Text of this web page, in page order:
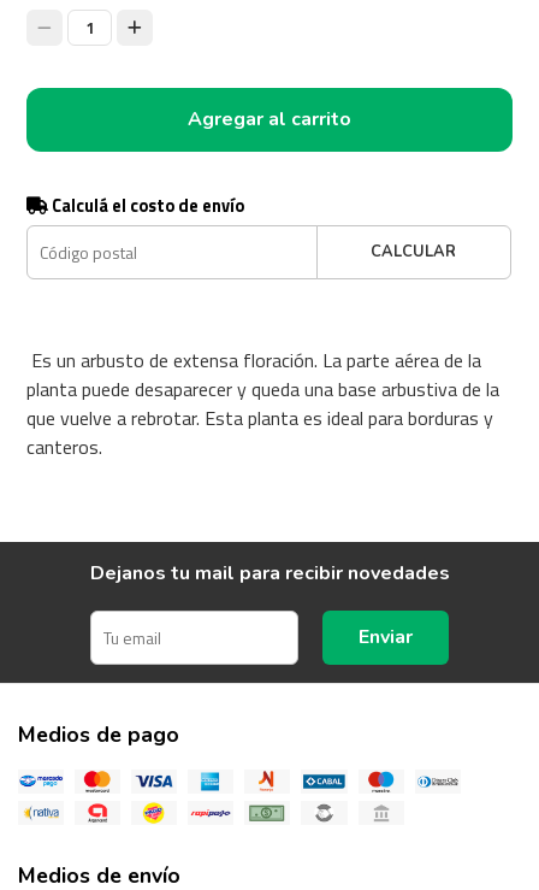
1
Agregar al carrito
Calculá el costo de envío
CALCULAR
Es un arbusto de extensa floración. La parte aérea de la
planta puede desaparecer y queda una base arbustiva de la
que vuelve a rebrotar. Esta planta es ideal para borduras y
canteros.
Dejanos tu mail para recibir novedades
Enviar
Medios de pago
Medios de envío